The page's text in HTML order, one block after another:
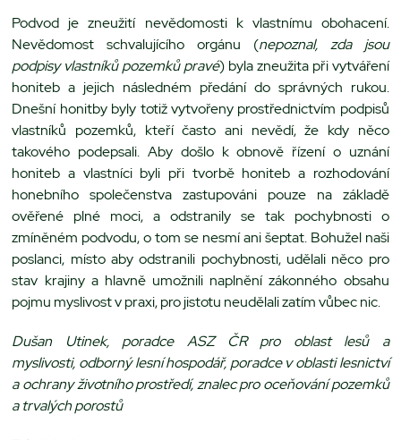
Podvod je zneužití nevědomosti k vlastnímu obohacení.
Nevědomost schvalujícího orgánu (nepoznal, zda jsou
podpisy vlastníků pozemků pravé) byla zneužita při vytváření
honiteb a jejich následném předání do správných rukou.
Dnešní honitby byly totiž vytvořeny prostřednictvím podpisů
vlastníků pozemků, kteří často ani nevědí, že kdy něco
takového podepsali. Aby došlo k obnově řízení o uznání
honiteb a vlastníci byli při tvorbě honiteb a rozhodování
honebního společenstva zastupováni pouze na základě
ověřené plné moci, a odstranily se tak pochybnosti o
zmíněném podvodu, o tom se nesmí ani šeptat. Bohužel naši
poslanci, místo aby odstranili pochybnosti, udělali něco pro
stav krajiny a hlavně umožnili naplnění zákonného obsahu
pojmu myslivost v praxi, pro jistotu neudělali zatím vůbec nic.
Dušan Utinek, poradce ASZ ČR pro oblast lesů a
myslivosti, odborný lesní hospodář, poradce v oblasti lesnictví
a ochrany životního prostředí, znalec pro oceňování pozemků
a trvalých porostů